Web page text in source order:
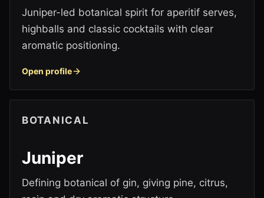
Juniper-led botanical spirit for aperitif serves,
highballs and classic cocktails with clear
aromatic positioning.
Open profile
BOTANICAL
Juniper
Defining botanical of gin, giving pine, citrus,